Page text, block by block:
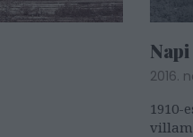
Napi
2016.
1910-